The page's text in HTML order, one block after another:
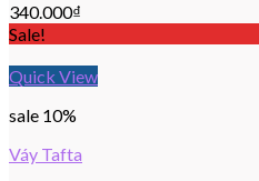
340.000₫
Sale!
Quick View
sale 10%
Váy Tafta